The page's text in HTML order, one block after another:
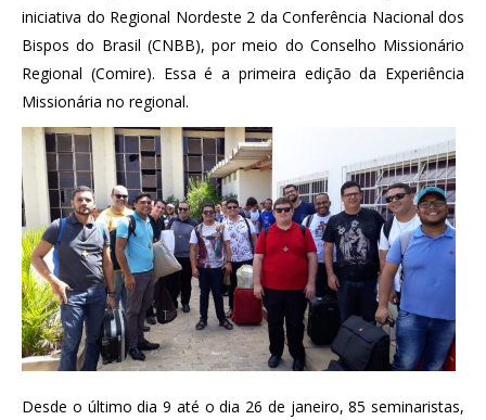
iniciativa do Regional Nordeste 2 da Conferência Nacional dos
Bispos do Brasil (CNBB), por meio do Conselho Missionário
Regional (Comire). Essa é a primeira edição da Experiência
Missionária no regional.
Desde o último dia 9 até o dia 26 de janeiro, 85 seminaristas,